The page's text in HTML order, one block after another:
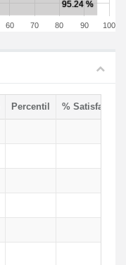
60 70 80 90 100
Percentil % Satisfacción